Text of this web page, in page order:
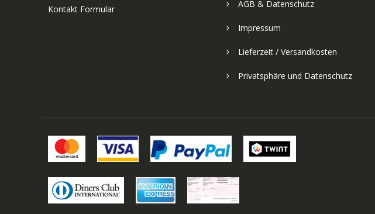
Kontakt Formular AGB & Datenschutz
Impressum
Lieferzeit / Versandkosten
Privatsphäre und Datenschutz